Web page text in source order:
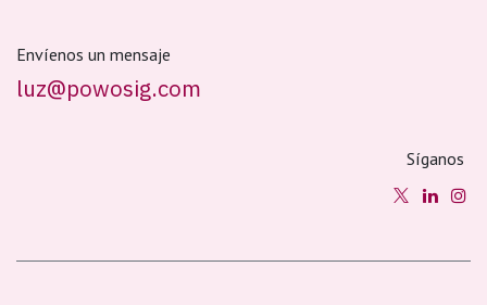
Envíenos un mensaje
luz@powosig.com
Síganos